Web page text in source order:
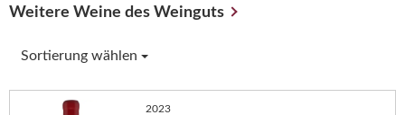
Weitere Weine des Weinguts
Sortierung wählen
2023